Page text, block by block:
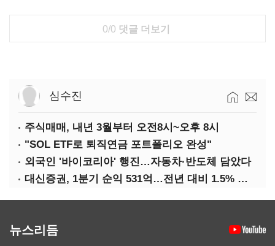
0/0 댓글 더보기
심수진
주식매매, 내년 3월부터 오전8시~오후 8시
"SOL ETF로 퇴직연금 포트폴리오 완성"
외국인 '바이코리아' 행진…자동차·반도체 담았다
대신증권, 1분기 순익 531억…전년 대비 1.5% 증가
뉴스리듬